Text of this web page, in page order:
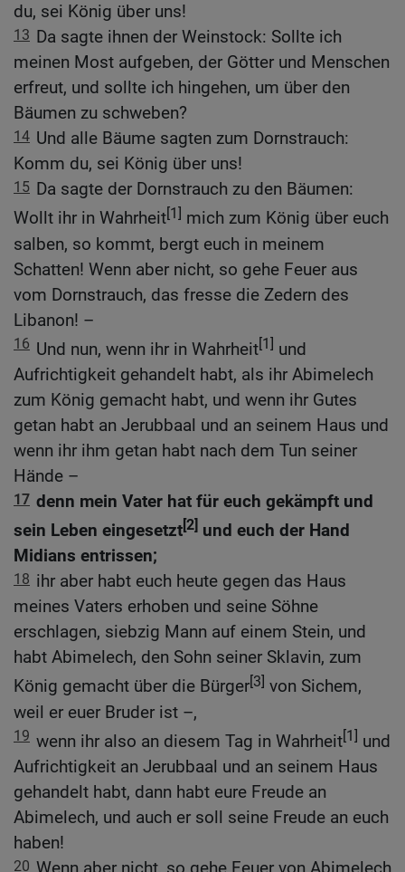
du, sei König über uns!
13 Da sagte ihnen der Weinstock: Sollte ich
meinen Most aufgeben, der Götter und Menschen
erfreut, und sollte ich hingehen, um über den
Bäumen zu schweben?
14 Und alle Bäume sagten zum Dornstrauch:
Komm du, sei König über uns!
15 Da sagte der Dornstrauch zu den Bäumen:
Wollt ihr in Wahrheit[1] mich zum König über euch
salben, so kommt, bergt euch in meinem
Schatten! Wenn aber nicht, so gehe Feuer aus
vom Dornstrauch, das fresse die Zedern des
Libanon! –
16 Und nun, wenn ihr in Wahrheit[1] und
Aufrichtigkeit gehandelt habt, als ihr Abimelech
zum König gemacht habt, und wenn ihr Gutes
getan habt an Jerubbaal und an seinem Haus und
wenn ihr ihm getan habt nach dem Tun seiner
Hände –
17 denn mein Vater hat für euch gekämpft und
sein Leben eingesetzt[2] und euch der Hand
Midians entrissen;
18 ihr aber habt euch heute gegen das Haus
meines Vaters erhoben und seine Söhne
erschlagen, siebzig Mann auf einem Stein, und
habt Abimelech, den Sohn seiner Sklavin, zum
König gemacht über die Bürger[3] von Sichem,
weil er euer Bruder ist –,
19 wenn ihr also an diesem Tag in Wahrheit[1] und
Aufrichtigkeit an Jerubbaal und an seinem Haus
gehandelt habt, dann habt eure Freude an
Abimelech, und auch er soll seine Freude an euch
haben!
20